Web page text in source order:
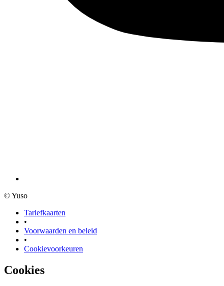
© Yuso
Tariefkaarten
•
Voorwaarden en beleid
•
Cookievoorkeuren
Cookies